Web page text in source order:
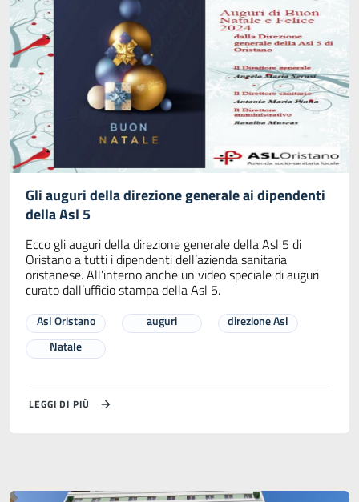
Gli auguri della direzione generale ai dipendenti
della Asl 5
Ecco gli auguri della direzione generale della Asl 5 di
Oristano a tutti i dipendenti dell’azienda sanitaria
oristanese. All’interno anche un video speciale di auguri
curato dall’ufficio stampa della Asl 5.
Asl Oristano auguri
direzione Asl
Natale
LEGGI DI PIÙ